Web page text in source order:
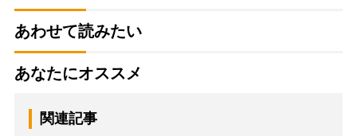
あわせて読みたい
あなたにオススメ
関連記事